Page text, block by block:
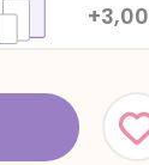
+3,00